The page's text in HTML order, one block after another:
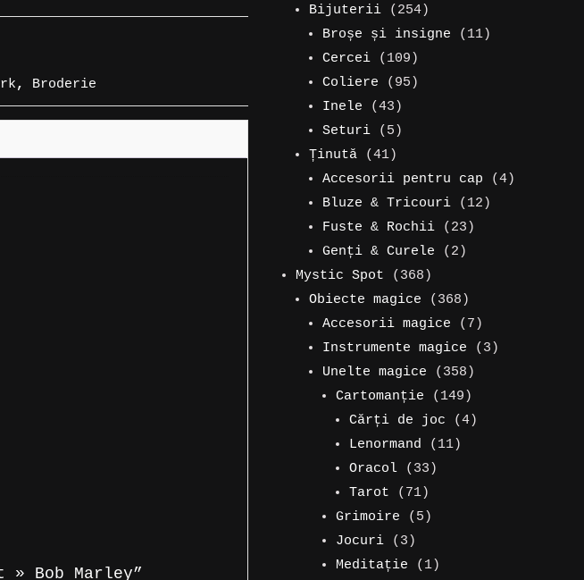
, Broderie
Bob Marley”
de
produse
Bijuterii 254254
de
Broșe și insigne 1111
Cercei 109109
produse
Coliere 9595
Inele 4343
de
produse
Seturi 55
produse
Ținută 4141
de
produse
Accesorii pentru cap 44
Bluze & Tricouri 1212
Fuste & Rochii 2323
Genți & Curele 22
Mystic Spot 368368
de
produse
Obiecte magice 368368
de
produse
Accesorii magice 77
produse
Instrumente magice 33
Unelte magice 358358
de
produse
Cartomanție 149149
de
Cărți de joc 44
Lenormand 1111
Oracol 3333
produse
Tarot 7171
de
Grimoire 55
Jocuri 33
produse
Meditație 11